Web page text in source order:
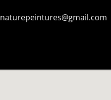
naturepeintures@gmail.com